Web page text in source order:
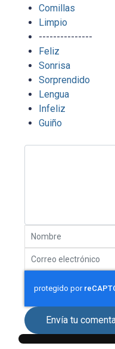
Comillas
Limpio
---------------
Feliz
Sonrisa
Sorprendido
Lengua
Infeliz
Guiño
Envía tu